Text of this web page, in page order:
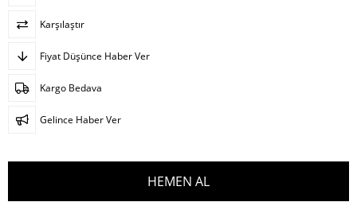
Karşılaştır
Fiyat Düşünce Haber Ver
Kargo Bedava
Gelince Haber Ver